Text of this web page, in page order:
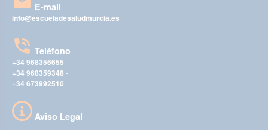
E-mail
info@escueladesaludmurcia.es
Teléfono
+34 968356655 -
+34 968359348 -
+34 673992510
Aviso Legal